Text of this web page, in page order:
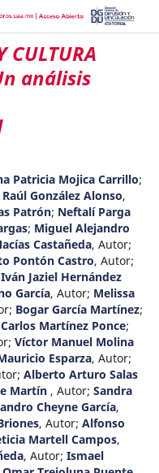
CULTURA
análisis
Patricia Mojica Carrillo;
Raúl González Alonso,
Patrón; Neftalí Parga
; Miguel Alejandro
Castañeda, Autor;
Pontón Castro, Autor;
Iván Jaziel Hernández
García, Autor; Melissa
; Bogar García Martínez;
Carlos Martínez Ponce;
; Víctor Manuel Molina
Esparza, Autor;
; Alberto Arturo Salas
Martín , Autor; Sandra
Cheyne García,
, Autor; Alfonso
Martell Campos,
, Autor; Ismael